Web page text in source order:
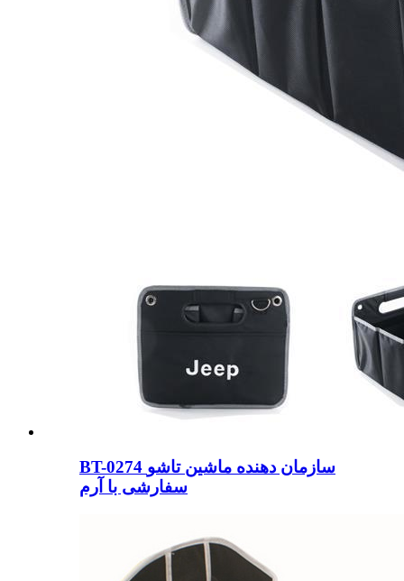
BT-0274 سازمان دهنده ماشین تاشو
سفارشی با آرم